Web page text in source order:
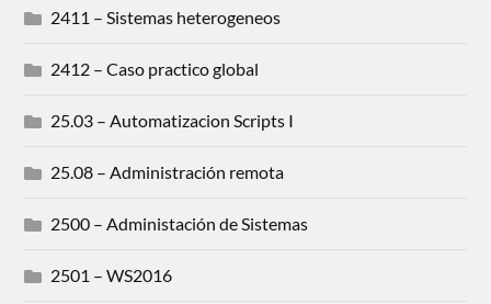
2411 – Sistemas heterogeneos
2412 – Caso practico global
25.03 – Automatizacion Scripts I
25.08 – Administración remota
2500 – Administación de Sistemas
2501 – WS2016